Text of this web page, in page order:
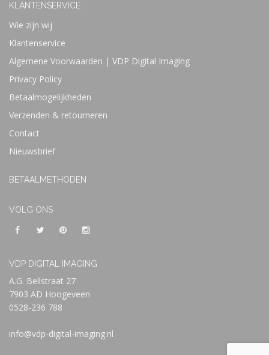
KLANTENSERVICE
Wie zijn wij
Klantenservice
Algemene Voorwaarden | VDP Digital Imaging
Privacy Policy
Betaalmogelijkheden
Verzenden & retourneren
Contact
Nieuwsbrief
BETAALMETHODEN
VOLG ONS
VDP DIGITAL IMAGING
A.G. Bellstraat 27
7903 AD Hoogeveen
0528-236 788
info@vdp-digital-imaging.nl